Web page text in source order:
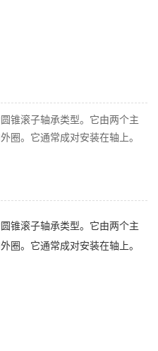
锥滚子轴承类型。它由两个主
圈。它通常成对安装在轴上。
锥滚子轴承类型。它由两个主
圈。它通常成对安装在轴上。